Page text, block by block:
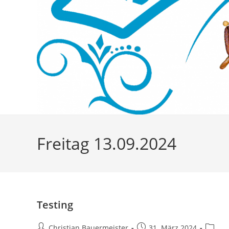
Freitag 13.09.2024
Testing